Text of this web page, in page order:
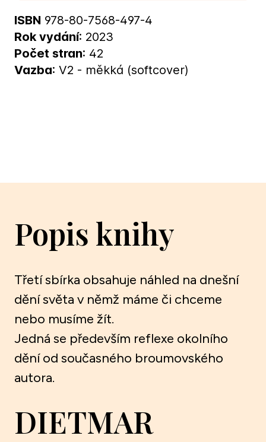
ISBN 978-80-7568-497-4
Rok vydání: 2023
Počet stran: 42
Vazba: V2 - měkká (softcover)
Popis knihy
Třetí sbírka obsahuje náhled na dnešní
dění světa v němž máme či chceme
nebo musíme žít.
Jedná se především reflexe okolního
dění od současného broumovského
autora.
DIETMAR